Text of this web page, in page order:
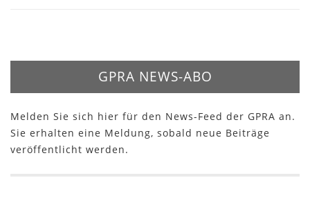
GPRA NEWS-ABO
Melden Sie sich hier für den News-Feed der GPRA an.
Sie erhalten eine Meldung, sobald neue Beiträge
veröffentlicht werden.